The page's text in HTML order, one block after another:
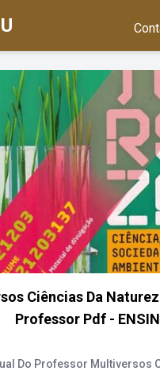
Ciências Da
Professor Pdf -
Do Professor Multiversos